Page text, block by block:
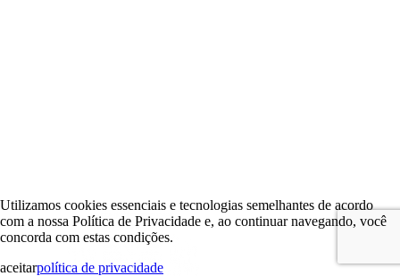
Utilizamos cookies essenciais e tecnologias semelhantes de acordo
com a nossa Política de Privacidade e, ao continuar navegando, você
concorda com estas condições.
aceitarpolítica de privacidade